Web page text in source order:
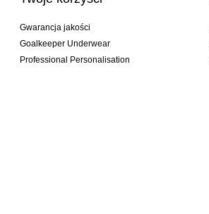
Gwarancja jakości
Goalkeeper Underwear
Professional Personalisation